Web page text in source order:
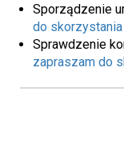
Sporządzenie
do skorzystania
Sprawdzenie
zapraszam do